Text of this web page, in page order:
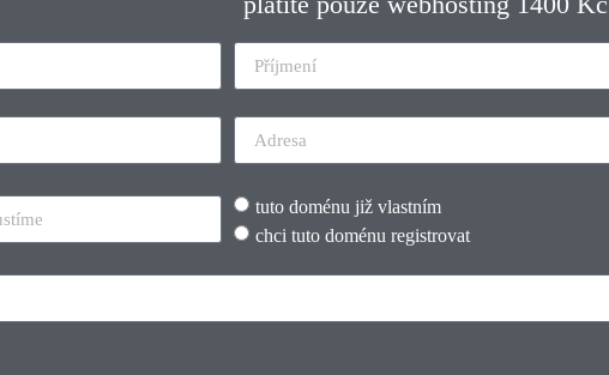
tuto doménu již vlastním
chci tuto doménu registrovat